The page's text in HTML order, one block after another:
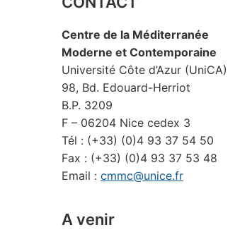
Centre de la Méditerranée
Moderne et Contemporaine
Université Côte d’Azur (UniCA)
98, Bd. Edouard-Herriot
B.P. 3209
F – 06204 Nice cedex 3
Tél : (+33) (0)4 93 37 54 50
Fax : (+33) (0)4 93 37 53 48
Email : cmmc@unice.fr
A venir